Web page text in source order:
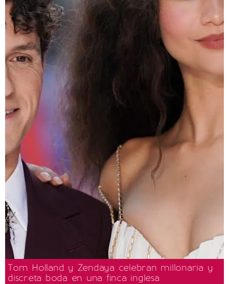
Tom Holland y Zendaya celebran millonaria y
discreta boda en una finca inglesa